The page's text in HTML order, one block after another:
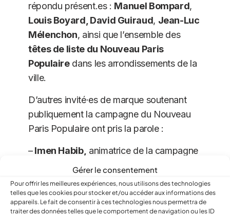
Gérer le consentement
Pour offrir les meilleures expériences, nous utilisons des technologies
telles que les cookies pour stocker et/ou accéder aux informations des
appareils. Le fait de consentir à ces technologies nous permettra de
traiter des données telles que le comportement de navigation ou les ID
répondu présent.es : Manuel Bompard,
Louis Boyard, David Guiraud, Jean-Luc
Mélenchon, ainsi que l’ensemble des
têtes de liste du Nouveau Paris
Populairedans les arrondissements de la
ville.
D’autres invité·es de marque soutenant
publiquement la campagne du Nouveau
Paris Populaire ont pris la parole :
–Imen Habib, animatrice de la campagne
BDS France;
– Khady Mane
, fondatrice des Mamans
de la Banane (Paris XX);
–Aoua Diabate, présidente de